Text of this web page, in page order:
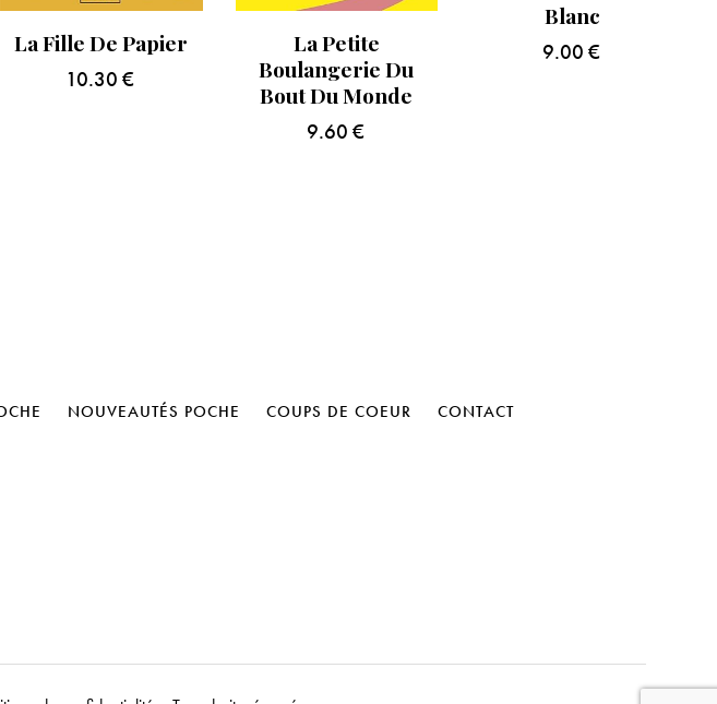
La Fille De Papier
10.30€
La Petite
Boulangerie Du
Bout Du Monde
9.60 €
Blanc
9.00 €
NOUVEAUTÉS POCHE COUPS DE COEUR CONTACT